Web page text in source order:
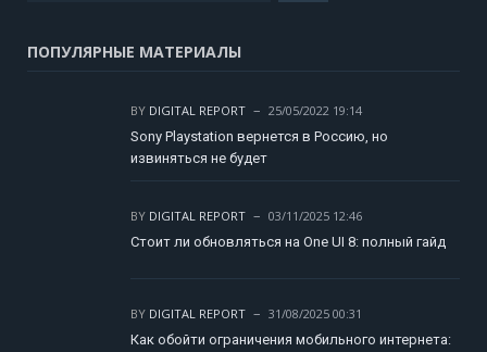
ПОПУЛЯРНЫЕ МАТЕРИАЛЫ
BY DIGITAL REPORT
25/05/2022 19:14
Sony Playstation вернется в Россию, но
извиняться не будет
BY DIGITAL REPORT
03/11/2025 12:46
Стоит ли обновляться на One UI 8: полный гайд
BY DIGITAL REPORT
31/08/2025 00:31
Как обойти ограничения мобильного интернета: